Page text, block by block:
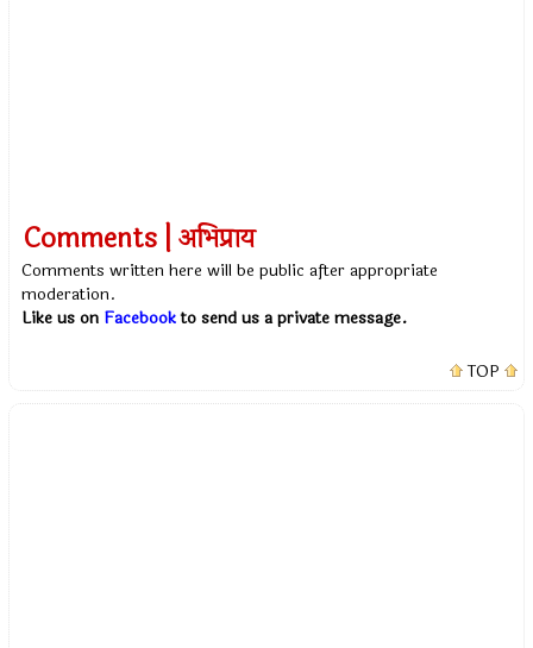
Comments | अभिप्राय
Comments written here will be public after appropriate
moderation.
Like us on Facebookto send us a private message.
TOP